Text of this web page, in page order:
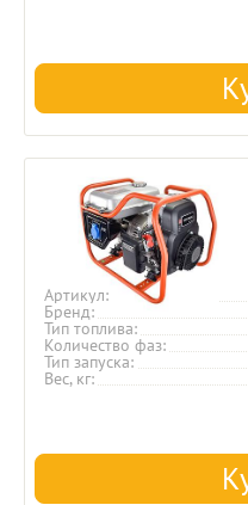
Артикул
Бренд
Тип топлива
Количество фаз
Тип запуска
Вес, кг